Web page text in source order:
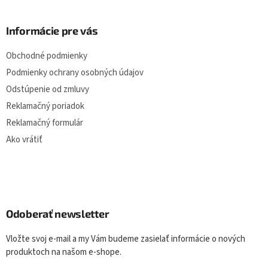
u
Informácie pre vás
Obchodné podmienky
Podmienky ochrany osobných údajov
Odstúpenie od zmluvy
Reklamačný poriadok
Reklamačný formulár
Ako vrátiť
Odoberať newsletter
Vložte svoj e-mail a my Vám budeme zasielať informácie o nových
produktoch na našom e-shope.